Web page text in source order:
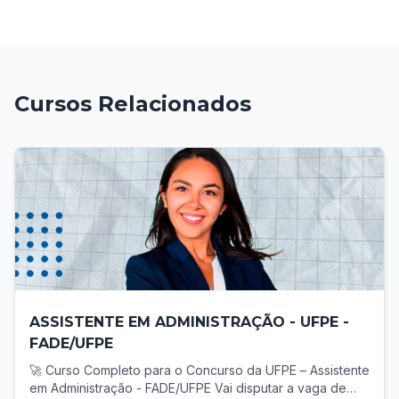
Cursos Relacionados
ASSISTENTE EM ADMINISTRAÇÃO - UFPE -
FADE/UFPE
🚀 Curso Completo para o Concurso da UFPE – Assistente
em Administração - FADE/UFPE Vai disputar a vaga de